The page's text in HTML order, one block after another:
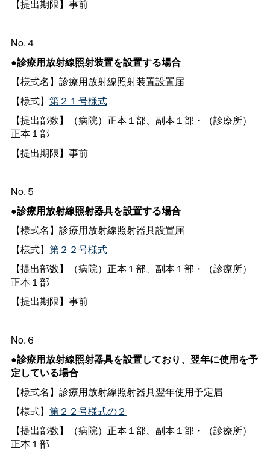
【提出期限】事前
No.４
●診療用放射線照射装置を設置する場合
【様式名】診療用放射線照射装置設置届
【様式】 第２１号様式
【提出部数】（病院）正本１部、副本１部・（診療所）
正本１部
【提出期限】事前
No.５
●診療用放射線照射器具を設置する場合
【様式名】診療用放射線照射器具設置届
【様式】 第２２号様式
【提出部数】（病院）正本１部、副本１部・（診療所）
正本１部
【提出期限】事前
No.６
●診療用放射線照射器具を設置しており、翌年に使用を予
定している場合
【様式名】診療用放射線照射器具翌年使用予定届
【様式】 第２２号様式の２
【提出部数】（病院）正本１部、副本１部・（診療所）
正本１部